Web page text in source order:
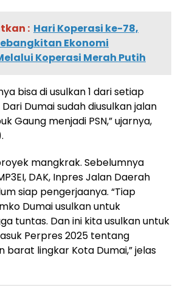
: Hari Koperasi ke-78,
Ekonomi
Koperasi Merah Putih
bisa di usulkan 1 dari setiap
Dumai sudah diusulkan jalan
Gaung menjadi PSN,” ujarnya,
mangkrak. Sebelumnya
DAK, Inpres Jalan Daerah
siap pengerjaanya. “Tiap
Dumai usulkan untuk
tuntas. Dan ini kita usulkan untuk
Perpres 2025 tentang
barat lingkar Kota Dumai,” jelas